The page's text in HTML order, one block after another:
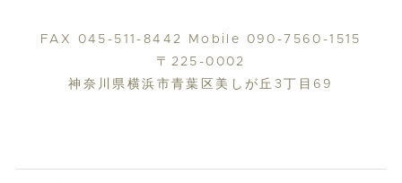
FAX 045-511-8442 Mobile 090-7560-1515
〒225-0002
神奈川県横浜市青葉区美しが丘3丁目69